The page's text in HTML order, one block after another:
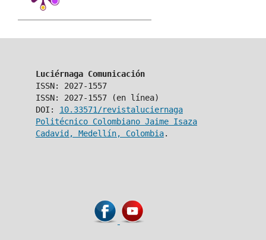
Luciérnaga Comunicación
ISSN: 2027-1557
ISSN: 2027-1557 (en línea)
DOI: 10.33571/revistaluciernaga
Politécnico Colombiano Jaime Isaza
Cadavid, Medellín, Colombia.